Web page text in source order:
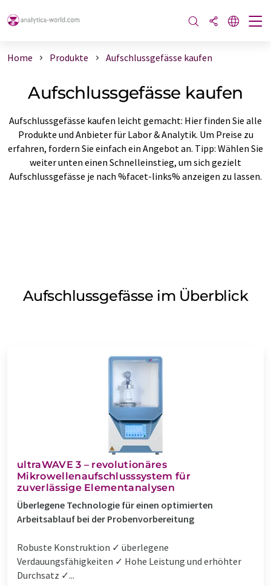
Home Produkte Aufschlussgefässe kaufen
Aufschlussgefässe kaufen
Aufschlussgefässe kaufen leicht gemacht: Hier finden Sie alle
Produkte und Anbieter für Labor & Analytik. Um Preise zu
erfahren, fordern Sie einfach ein Angebot an. Tipp: Wählen Sie
weiter unten einen Schnelleinstieg, um sich gezielt
Aufschlussgefässe je nach %facet-links% anzeigen zu lassen.
Aufschlussgefässe im Überblick
ultraWAVE 3 – revolutionäres
Mikrowellenaufschlusssystem für
zuverlässige Elementanalysen
Überlegene Technologie für einen optimierten
Arbeitsablauf bei der Probenvorbereitung
Robuste Konstruktion ✓ überlegene
Verdauungsfähigkeiten ✓ Hohe Leistung und erhöhter
Durchsatz ✓...